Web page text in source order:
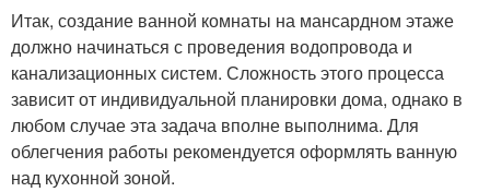
Итак, создание ванной комнаты на мансардном этаже
должно начинаться с проведения водопровода и
канализационных систем. Сложность этого процесса
зависит от индивидуальной планировки дома, однако в
любом случае эта задача вполне выполнима. Для
облегчения работы рекомендуется оформлять ванную
над кухонной зоной.